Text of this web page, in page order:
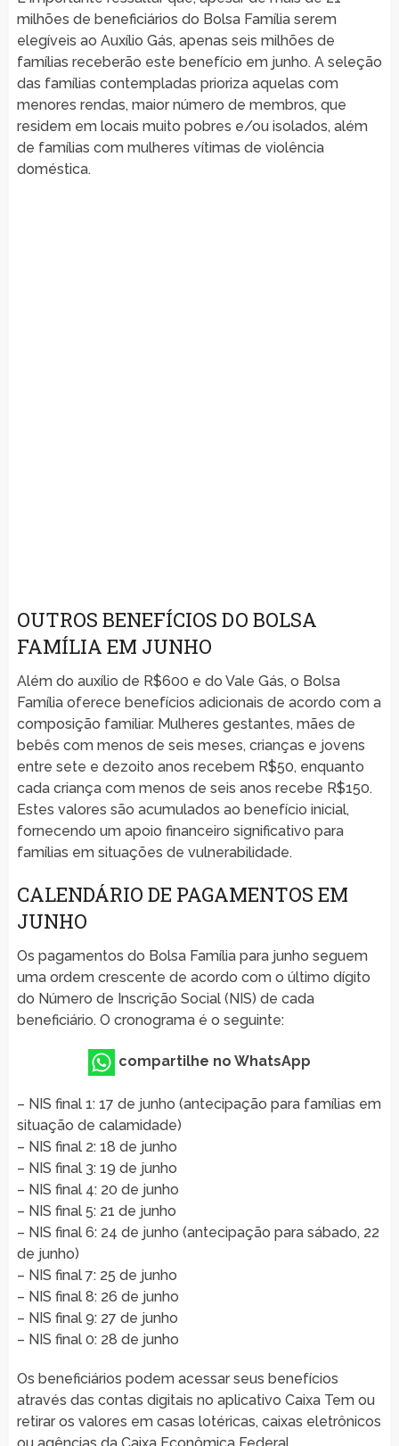
milhões de beneficiários do Bolsa Família serem
elegíveis ao Auxílio Gás, apenas seis milhões de
famílias receberão este benefício em junho. A seleção
das famílias contempladas prioriza aquelas com
menores rendas, maior número de membros, que
residem em locais muito pobres e/ou isolados, além
de famílias com mulheres vítimas de violência
doméstica.
OUTROS BENEFÍCIOS DO BOLSA
FAMÍLIA EM JUNHO
Além do auxílio de R$600 e do Vale Gás, o Bolsa
Família oferece benefícios adicionais de acordo com a
composição familiar. Mulheres gestantes, mães de
bebês com menos de seis meses, crianças e jovens
entre sete e dezoito anos recebem R$50, enquanto
cada criança com menos de seis anos recebe R$150.
Estes valores são acumulados ao benefício inicial,
fornecendo um apoio financeiro significativo para
famílias em situações de vulnerabilidade.
CALENDÁRIO DE PAGAMENTOS EM
JUNHO
Os pagamentos do Bolsa Família para junho seguem
uma ordem crescente de acordo com o último dígito
do Número de Inscrição Social (NIS) de cada
beneficiário. O cronograma é o seguinte:
compartilhe no WhatsApp
– NIS final 1: 17 de junho (antecipação para famílias em
situação de calamidade)
– NIS final 2: 18 de junho
– NIS final 3: 19 de junho
– NIS final 4: 20 de junho
– NIS final 5: 21 de junho
– NIS final 6: 24 de junho (antecipação para sábado, 22
de junho)
– NIS final 7: 25 de junho
– NIS final 8: 26 de junho
– NIS final 9: 27 de junho
– NIS final 0: 28 de junho
Os beneficiários podem acessar seus benefícios
através das contas digitais no aplicativo Caixa Tem ou
retirar os valores em casas lotéricas, caixas eletrônicos
ou agências da Caixa Econômica Federal.